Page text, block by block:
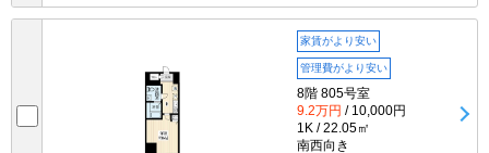
家賃がより安い
管理費がより安い
8階 805号室
9.2万円 / 10,000円
1K / 22.05㎡
南西向き